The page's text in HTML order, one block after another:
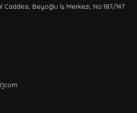
Caddesi, Beyoğlu İş Merkezi, No:187/147